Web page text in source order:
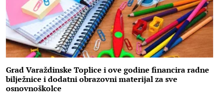
Grad Varaždinske Toplice i ove godine financira radne
bilježnice i dodatni obrazovni materijal za sve
osnovnoškolce